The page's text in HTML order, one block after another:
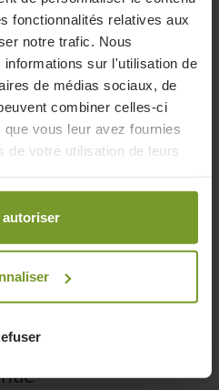
fonctionnalités relatives aux
notre trafic. Nous
informations sur l'utilisation de
de médias sociaux, de
combiner celles-ci
vous leur avez fournies
de votre utilisation de leurs
autoriser
à chaleur
ou réparation